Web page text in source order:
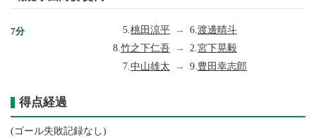
7分 5. 桃田涼平 → 6. 渡邊晴斗
8. 竹之下仁吾 → 2. 宮下晃毅
7. 中山雄太 → 9. 豊田幸志郎
得点経過
(ゴール失敗記録なし)